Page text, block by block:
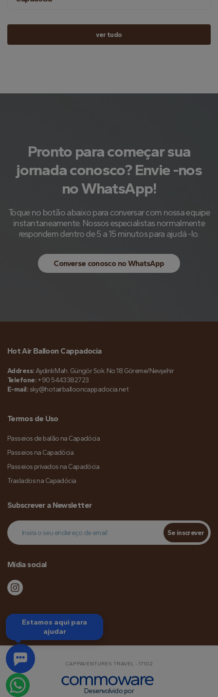
ver tudo
Pronto para começar sua
jornada conosco? Envie -nos
no WhatsApp!
Toque no botão abaixo para conversar com nossa equipe
instantaneamente. Nossos especialistas normalmente
respondem dentro de 5 a 15 minutos para ajudá -lo.
Converse conosco no WhatsApp
Hot Air Balloon Cappadocia
Address:Aydınlı Mah. Güngör Sok. No:18 Göreme/Nevşehir
Telefone:+90 5443382723
E-mail: sky@hotairballooncappadocia.net
Termos de Uso
Passeios de balão na Capadócia
Passeios na Capadócia
Passeios privados na Capadócia
Traslados na Capadócia
Subscrever a Newsletter
Se inscrever
Mídia social
CAPPAVENTURES TRAVEL - 17102
Desenvolvido por
Estamos aqui para
ajudar